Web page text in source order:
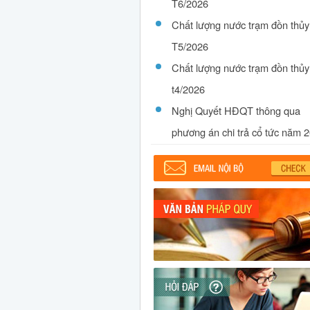
T6/2026
Chất lượng nước trạm đồn thủy
T5/2026
Chất lượng nước trạm đồn thủy
t4/2026
Nghị Quyết HĐQT thông qua
phương án chi trả cổ tức năm